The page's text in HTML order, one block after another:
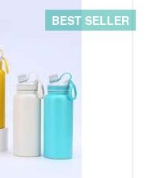
BEST SELLER